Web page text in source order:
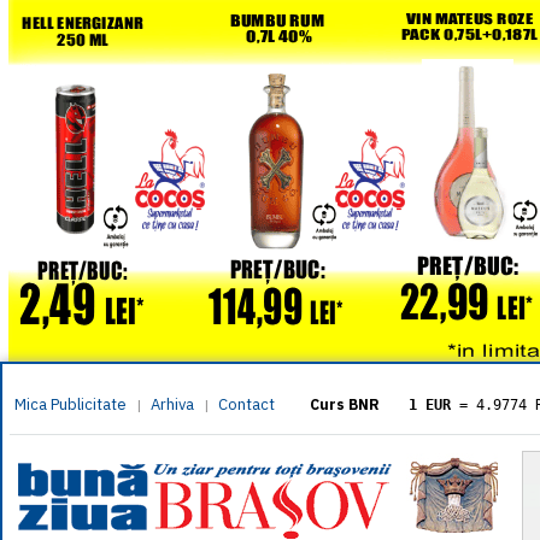
Mica Publicitate | Arhiva | Contact Curs BNR 1 EUR = 4.9774
= 5.8304
1 XAU= 464.4611
1 AED= 1.1933
1 AUD= 2.7957
1 BGN= 2.5449